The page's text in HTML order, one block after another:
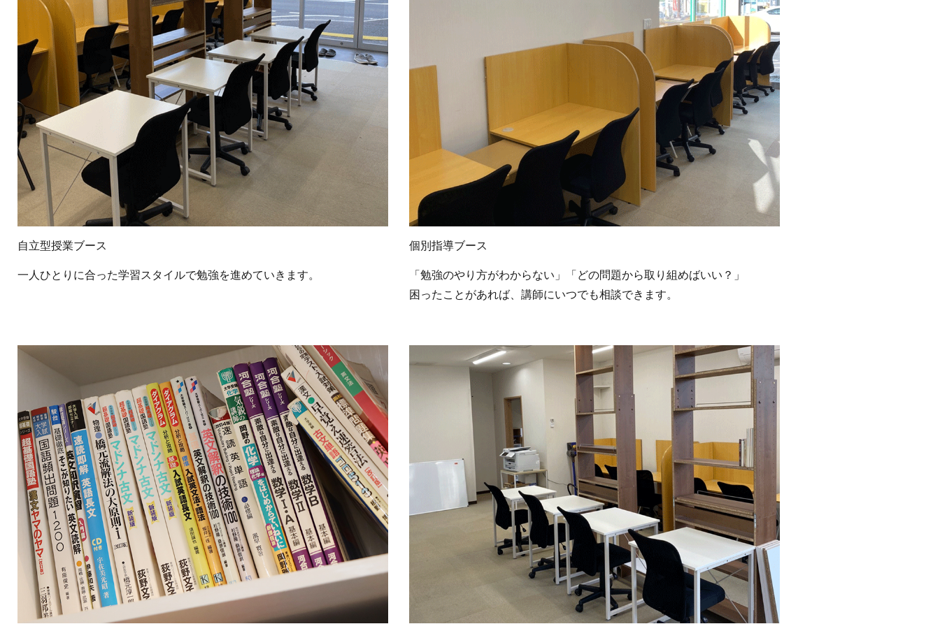
自立型授業ブース
一人ひとりに合った学習スタイルで勉強を進めていきます。
個別指導ブース
「勉強のやり方がわからない」「どの問題から取り組めばいい？」
困ったことがあれば、講師にいつでも相談できます。